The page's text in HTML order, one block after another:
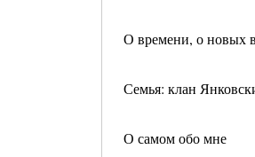
О времени, о новых
Семья: клан
О самом обо мне